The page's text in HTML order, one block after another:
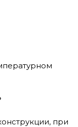
при